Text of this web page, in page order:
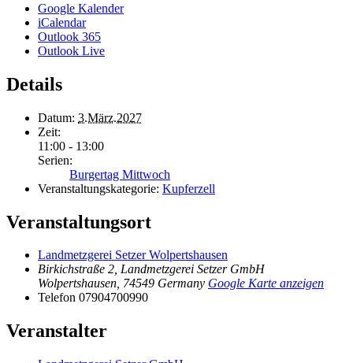
Google Kalender
iCalendar
Outlook 365
Outlook Live
Details
Datum: 3.März.2027
Zeit:
11:00 - 13:00
Serien:
Burgertag Mittwoch
Veranstaltungskategorie: Kupferzell
Veranstaltungsort
Landmetzgerei Setzer Wolpertshausen
Birkichstraße 2, Landmetzgerei Setzer GmbH
Wolpertshausen, 74549 Germany Google Karte anzeigen
Telefon 07904700990
Veranstalter